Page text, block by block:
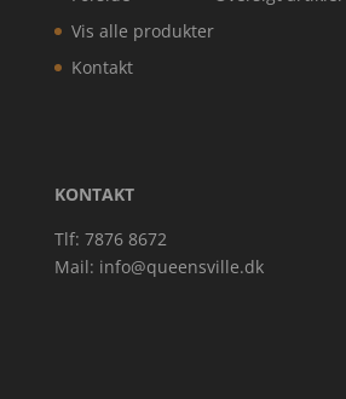
Vis alle produkter
Kontakt
KONTAKT
Tlf: 7876 8672
Mail: info@queensville.dk